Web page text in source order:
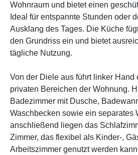
Wohnraum und bietet einen
Ideal für entspannte Stunden oder
Ausklang des Tages. Die Küche
den Grundriss ein und bietet
tägliche Nutzung.
Von der Diele aus führt linker Hand
privaten Bereichen der Wohnung.
Badezimmer mit Dusche,
Waschbecken sowie ein separates
anschließend liegen das
Zimmer, das flexibel als Kinder-,
Arbeitszimmer genutzt werden